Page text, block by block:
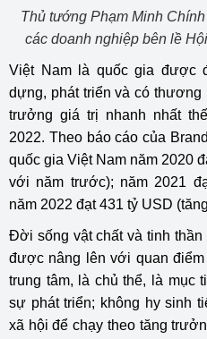
Thủ tướng Phạm Minh
các doanh nghiệp bên lề
Việt Nam là quốc gia được
dựng, phát triển và có thương
trưởng giá trị nhanh nhất
2022. Theo báo cáo của
quốc gia Việt Nam năm 2020
với năm trước); năm 2021
năm 2022 đạt 431 tỷ USD
Đời sống vật chất và tinh
được nâng lên với quan
trung tâm, là chủ thể, là mục
sự phát triển; không hy sinh
xã hội để chạy theo tăng